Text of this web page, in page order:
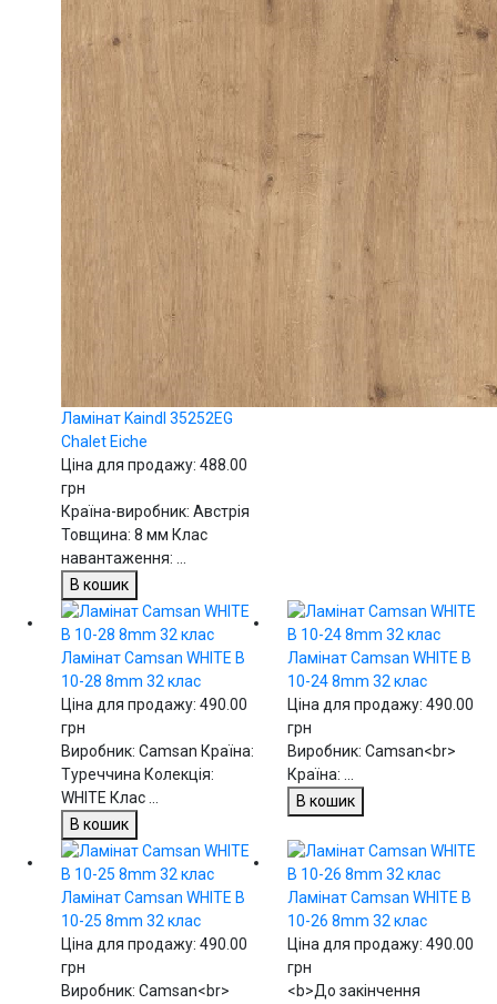
Ламінат Kaindl 35252EG
Chalet Eiche
Ціна для продажу: 488.00
грн
Країна-виробник: Австрія
Товщина: 8 мм Клас
навантаження: ...
В кошик
Ламінат Camsan WHITE В
10-28 8mm 32 клас
Ціна для продажу: 490.00
грн
Виробник: Camsan Країна:
Туреччина Колекція:
WHITE Клас ...
В кошик
Ламінат Camsan WHITE В
10-24 8mm 32 клас
Ціна для продажу: 490.00
грн
Виробник: Camsan<br>
Країна: ...
В кошик
Ламінат Camsan WHITE В
10-25 8mm 32 клас
Ціна для продажу: 490.00
грн
Виробник: Camsan<br>
Ламінат Camsan WHITE В
10-26 8mm 32 клас
Ціна для продажу: 490.00
грн
<b>До закінчення